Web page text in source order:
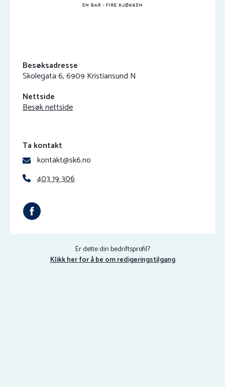
Besøksadresse
Skolegata 6, 6909 Kristiansund N
Nettside
Besøk nettside
Ta kontakt
kontakt@sk6.no
403 19 306
Er dette din bedriftsprofil?
Klikk her for å be om redigeringstilgang